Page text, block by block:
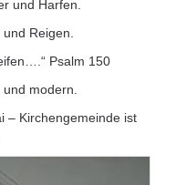
und Harfen.
Reigen.
Psalm 150
modern.
– Kirchengemeinde ist